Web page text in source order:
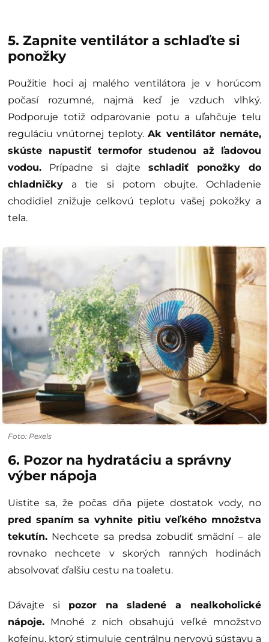
5. Zapnite ventilátor a schlaďte si
ponožky
Použitie hoci aj malého ventilátora je v horúcom
počasí rozumné, najmä keď je vzduch vlhký.
Podporuje totiž odparovanie potu a uľahčuje telu
reguláciu vnútornej teploty.Ak ventilátor nemáte,
skúste napustiť termofor studenou až ľadovou
vodou. Prípadne si dajte schladiť ponožky do
chladničky a tie si potom obujte. Ochladenie
chodidiel znižuje celkovú teplotu vašej pokožky a
tela.
Foto: Pexels
6. Pozor na hydratáciu a správny
výber nápoja
Uistite sa, že počas dňa pijete dostatok vody, no
pred spaním sa vyhnite pitiu veľkého množstva
tekutín. Nechcete sa predsa zobudiť smädní – ale
rovnako nechcete v skorých ranných hodinách
absolvovať ďalšiu cestu na toaletu.
Dávajte si pozor na sladené a nealkoholické
nápoje. Mnohé z nich obsahujú veľké množstvo
kofeínu, ktorý stimuluje centrálnu nervovú sústavu a